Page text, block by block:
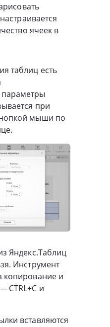
ячеек в
таблиц есть
при
мыши по
Яндекс.Таблиц
Инструмент
копирование и
CTRL+C и
вставляются